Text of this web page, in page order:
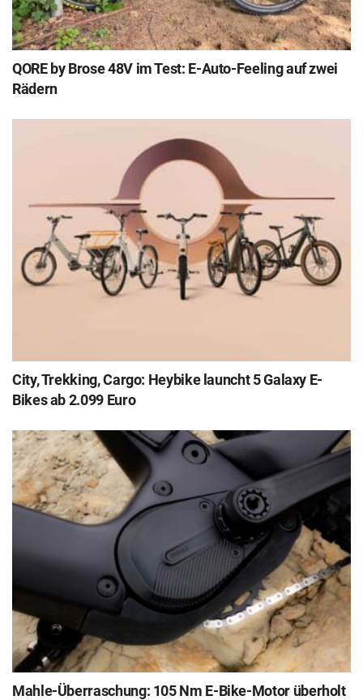
QORE by Brose 48V im Test: E-Auto-Feeling auf zwei
Rädern
City, Trekking, Cargo: Heybike launcht 5 Galaxy E-
Bikes ab 2.099 Euro
Mahle-Überraschung: 105 Nm E-Bike-Motor überholt